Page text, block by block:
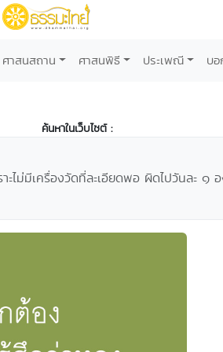
ศาสนสถาน ศาสนพิธี ประเพณี บ
ค้นหาในเว็บไซต์ :
ะไม่มีเครื่องวัดที่ละเอียดพอ ผิดไปวันละ